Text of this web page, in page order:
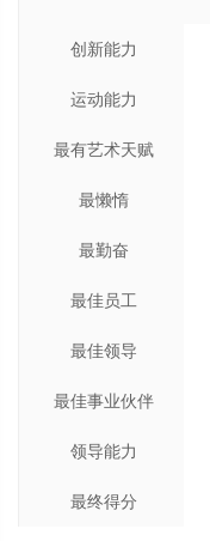
创新能力
运动能力
最有艺术天赋
最懒惰
最勤奋
最佳员工
最佳领导
最佳事业伙伴
领导能力
最终得分